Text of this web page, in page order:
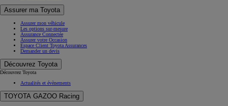
Assurer ma Toyota
Assurer mon véhicule
Les options sur-mesure
Assurance Connectée
Assurer votre Occasion
Espace Client Toyota Assurances
Demander un devis
Découvrez Toyota
Découvrez Toyota
Actualités et évènements
TOYOTA GAZOO Racing